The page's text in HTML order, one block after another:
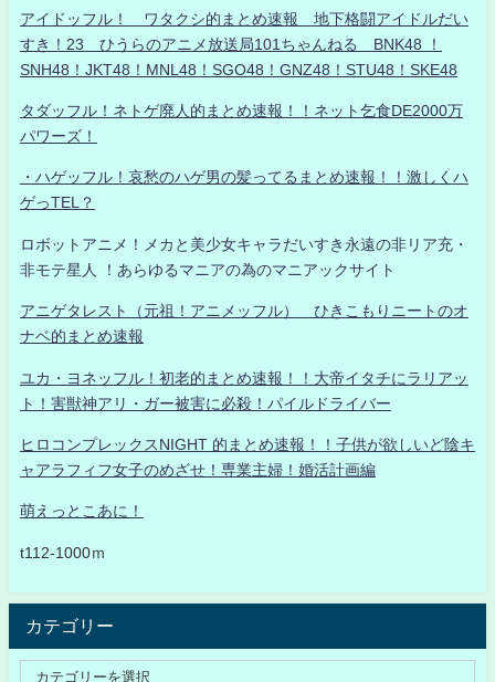
アイドッフル！ ワタクシ的まとめ速報 地下格闘アイドルだい
すき！23 ひうらのアニメ放送局101ちゃんねる BNK48 ！
SNH48！JKT48！MNL48！SGO48！GNZ48！STU48！SKE48
タダッフル！ネトゲ廃人的まとめ速報！！ネット乞食DE2000万
パワーズ！
・ハゲッフル！哀愁のハゲ男の髪ってるまとめ速報！！激しくハ
ゲっTEL？
ロボットアニメ！メカと美少女キャラだいすき永遠の非リア充・
非モテ星人 ！あらゆるマニアの為のマニアックサイト
アニゲタレスト（元祖！アニメッフル） ひきこもりニートのオ
ナベ的まとめ速報
ユカ・ヨネッフル！初老的まとめ速報！！大帝イタチにラリアッ
ト！害獣神アリ・ガー被害に必殺！パイルドライバー
ヒロコンプレックスNIGHT 的まとめ速報！！子供が欲しいど陰キ
ャアラフィフ女子のめざせ！専業主婦！婚活計画編
萌えっとこあに！
t112-1000ｍ
カテゴリー